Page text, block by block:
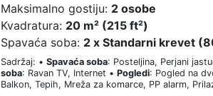
Maksimalno gostiju: 2 osobe
Kvadratura: 20 m² (215 ft²)
Spavaća soba: 2 x Standarni krevet
Sadržaj: •Spavaća soba: Posteljina, Perjani
soba: Ravan TV, Internet •Pogledi: Pogled na
Balkon, Tepih, Mreža za komarce, PP alarm,